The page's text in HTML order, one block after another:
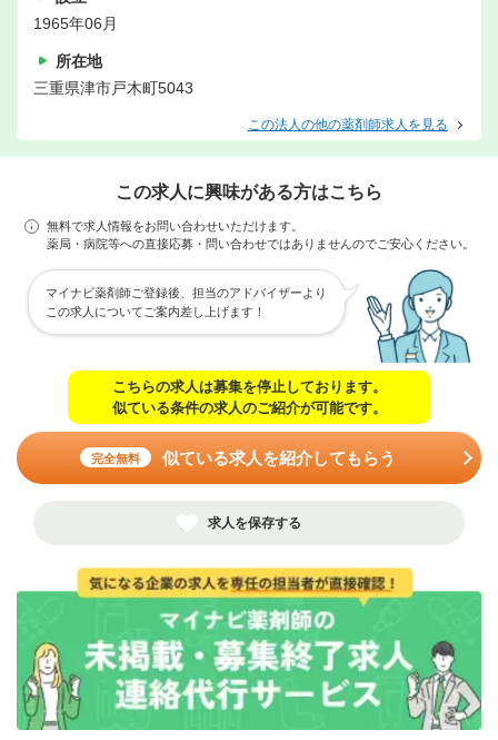
1965年06月
所在地
三重県津市戸木町5043
この法人の他の薬剤師求人を見る
この求人に興味がある方はこちら
無料で求人情報をお問い合わせいただけます。
薬局・病院等への直接応募・問い合わせではありませんのでご安心ください。
マイナビ薬剤師ご登録後、担当のアドバイザーより
この求人についてご案内差し上げます！
こちらの求人は募集を停止しております。
似ている条件の求人のご紹介が可能です。
完全無料 似ている求人を紹介してもらう
求人を保存する